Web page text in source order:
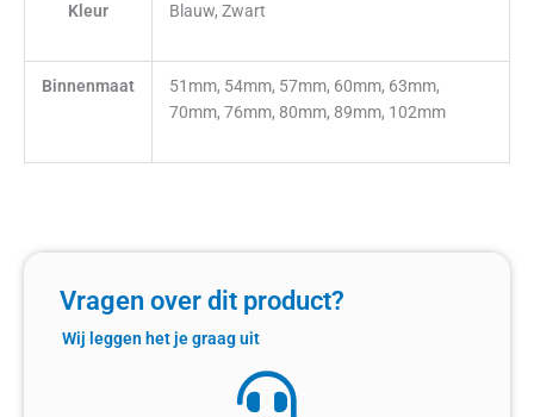
Kleur Blauw, Zwart
Binnenmaat
51mm, 54mm, 57mm, 60mm, 63mm,
70mm, 76mm, 80mm, 89mm, 102mm
Vragen over dit product?
Wij leggen het je graag uit